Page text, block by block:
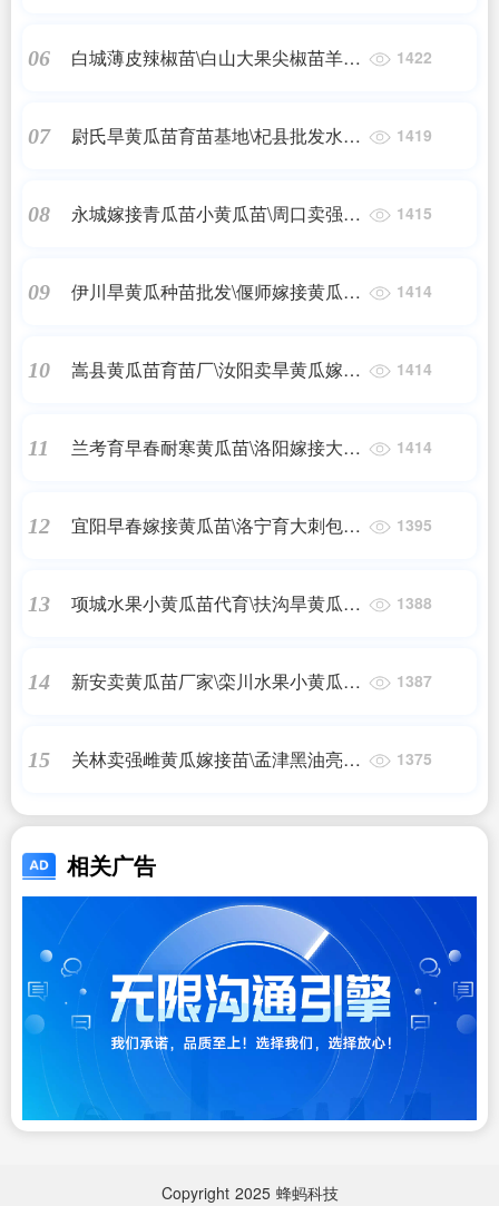
06
白城薄皮辣椒苗\白山大果尖椒苗羊角
1422
07
尉氏旱黄瓜苗育苗基地\杞县批发水果
1419
08
永城嫁接青瓜苗小黄瓜苗\周口卖强雌
1415
09
伊川旱黄瓜种苗批发\偃师嫁接黄瓜苗
1414
10
嵩县黄瓜苗育苗厂\汝阳卖旱黄瓜嫁接
1414
11
兰考育早春耐寒黄瓜苗\洛阳嫁接大小
1414
12
宜阳早春嫁接黄瓜苗\洛宁育大刺包旱
1395
13
项城水果小黄瓜苗代育\扶沟旱黄瓜嫁
1388
14
新安卖黄瓜苗厂家\栾川水果小黄瓜种
1387
15
关林卖强雌黄瓜嫁接苗\孟津黑油亮绿
1375
相关广告
Copyright 2025 蜂蚂科技